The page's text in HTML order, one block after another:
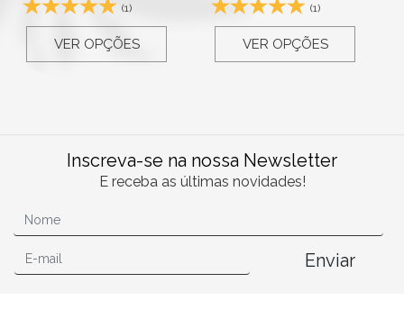
(1)
VER OPÇÕES
(1)
VER OPÇÕES
Inscreva-se na nossa Newsletter
E receba as últimas novidades!
Enviar